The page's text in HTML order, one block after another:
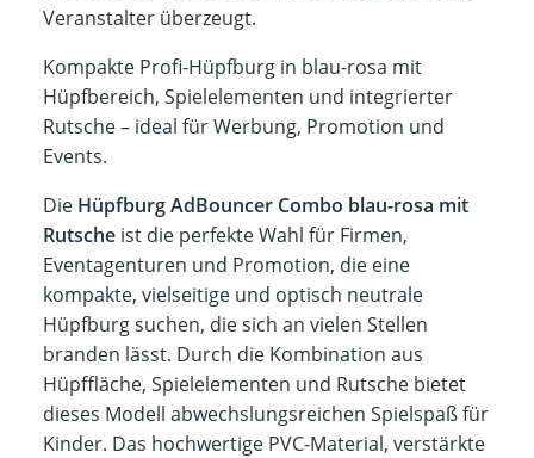
Veranstalter überzeugt.
Kompakte Profi-Hüpfburg in blau-rosa mit
Hüpfbereich, Spielelementen und integrierter
Rutsche – ideal für Werbung, Promotion und
Events.
Die Hüpfburg AdBouncer Combo blau-rosa mit
Rutsche ist die perfekte Wahl für Firmen,
Eventagenturen und Promotion, die eine
kompakte, vielseitige und optisch neutrale
Hüpfburg suchen, die sich an vielen Stellen
branden lässt. Durch die Kombination aus
Hüpffläche, Spielelementen und Rutsche bietet
dieses Modell abwechslungsreichen Spielspaß für
Kinder. Das hochwertige PVC-Material, verstärkte